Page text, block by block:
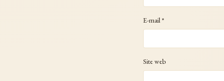
E-mail *
Site web